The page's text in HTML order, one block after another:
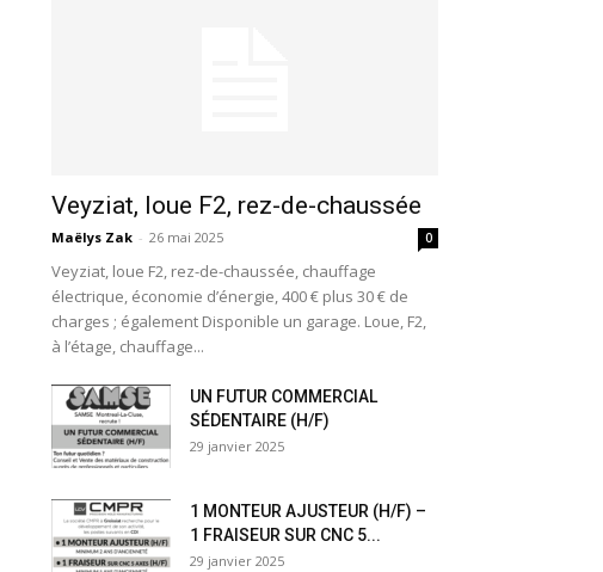
Veyziat, loue F2, rez-de-chaussée
Maëlys Zak - 26 mai 2025 0
Veyziat, loue F2, rez-de-chaussée, chauffage
électrique, économie d’énergie, 400 € plus 30 € de
charges ; également Disponible un garage. Loue, F2,
à l’étage, chauffage...
UN FUTUR COMMERCIAL
SÉDENTAIRE (H/F)
29 janvier 2025
1 MONTEUR AJUSTEUR (H/F) –
1 FRAISEUR SUR CNC 5...
29 janvier 2025